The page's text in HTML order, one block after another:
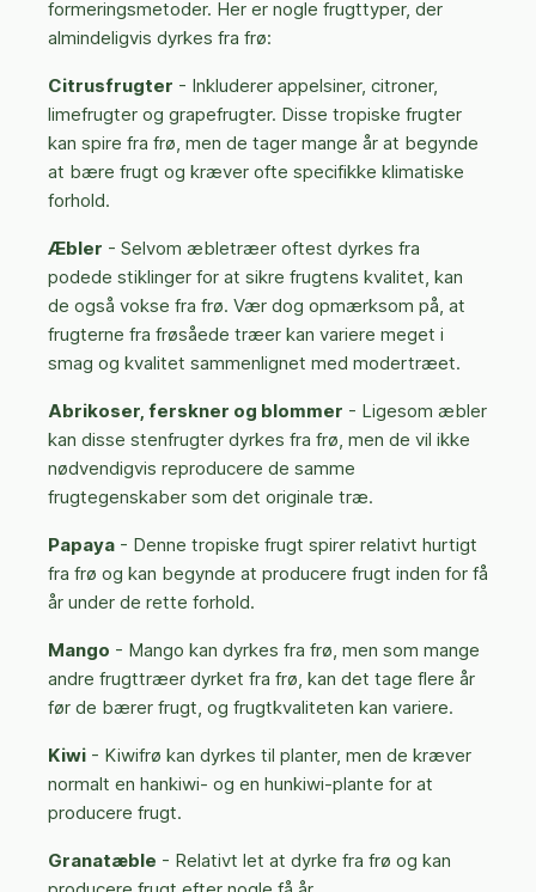
formeringsmetoder. Her er nogle frugttyper, der
almindeligvis dyrkes fra frø:
Citrusfrugter - Inkluderer appelsiner, citroner,
limefrugter og grapefrugter. Disse tropiske frugter
kan spire fra frø, men de tager mange år at begynde
at bære frugt og kræver ofte specifikke klimatiske
forhold.
Æbler - Selvom æbletræer oftest dyrkes fra
podede stiklinger for at sikre frugtens kvalitet, kan
de også vokse fra frø. Vær dog opmærksom på, at
frugterne fra frøsåede træer kan variere meget i
smag og kvalitet sammenlignet med modertræet.
Abrikoser, ferskner og blommer - Ligesom æbler
kan disse stenfrugter dyrkes fra frø, men de vil ikke
nødvendigvis reproducere de samme
frugtegenskaber som det originale træ.
Papaya - Denne tropiske frugt spirer relativt hurtigt
fra frø og kan begynde at producere frugt inden for få
år under de rette forhold.
Mango - Mango kan dyrkes fra frø, men som mange
andre frugttræer dyrket fra frø, kan det tage flere år
før de bærer frugt, og frugtkvaliteten kan variere.
Kiwi - Kiwifrø kan dyrkes til planter, men de kræver
normalt en hankiwi- og en hunkiwi-plante for at
producere frugt.
Granatæble - Relativt let at dyrke fra frø og kan